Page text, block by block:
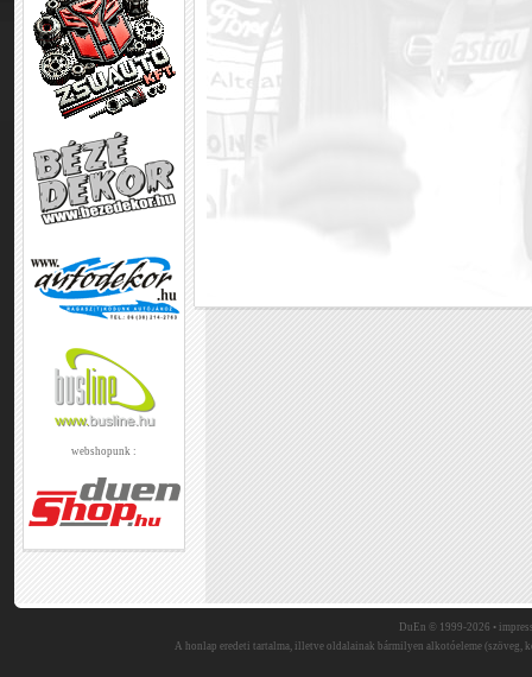
webshopunk :
DuEn © 1999-2026 •
A honlap eredeti tartalma, illetve oldalainak bármilyen alkotóeleme (szöveg,